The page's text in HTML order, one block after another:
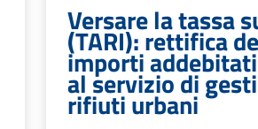
Versare la tassa
(TARI): rettifica
importi
al servizio di
rifiuti urbani